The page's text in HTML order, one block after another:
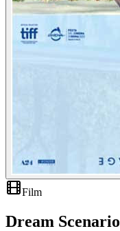
Film
Dream Scenario